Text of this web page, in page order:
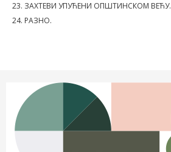
ЗАХТЕВИ УПУЋЕНИ ОПШТИНСКОМ ВЕЋУ.
РАЗНО.